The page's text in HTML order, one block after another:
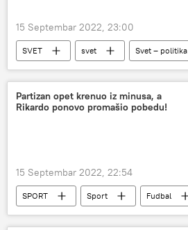
15 Septembar 2022, 23:00
SVET svet
Svet – politika
Vojska i naoružanje
NATO – vojska i naoružanje
Britanija
Dronovi
Partizan opet krenuo iz minusa, a
Rikardo ponovo promašio pobedu!
15 Septembar 2022, 22:54
SPORT Sport
Fudbal
Liga konferencija
FK Partizan